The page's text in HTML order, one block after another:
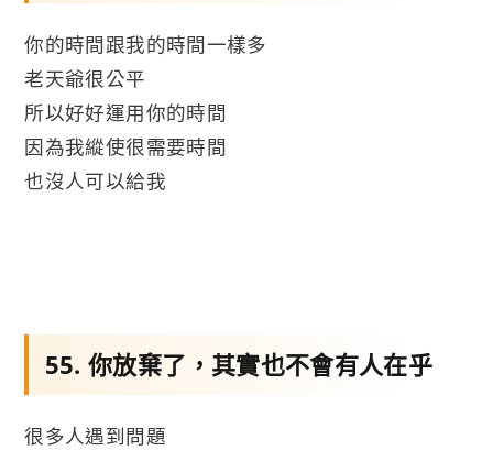
你的時間跟我的時間一樣多
老天爺很公平
所以好好運用你的時間
因為我縱使很需要時間
也沒人可以給我
55. 你放棄了，其實也不會有人在乎
很多人遇到問題